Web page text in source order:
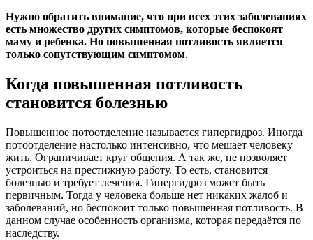
Нужно обратить внимание, что при всех этих заболеваниях
есть множество других симптомов, которые беспокоят
маму и ребенка. Но повышенная потливость является
только сопутствующим симптомом.
Когда повышенная потливость
становится болезнью
Повышенное потоотделение называется гипергидроз. Иногда
потоотделение настолько интенсивно, что мешает человеку
жить. Ограничивает круг общения. А так же, не позволяет
устроиться на престижную работу. То есть, становится
болезнью и требует лечения. Гипергидроз может быть
первичным. Тогда у человека больше нет никаких жалоб и
заболеваний, но беспокоит только повышенная потливость. В
данном случае особенность организма, которая передаётся по
наследству.